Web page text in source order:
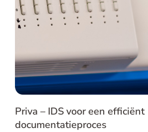
documentatieproces
Priva – IDS voor een efficiënt
documentatieproces